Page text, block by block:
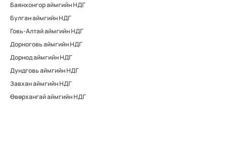
Баянхонгор аймгийн НДГ
Булган аймгийн НДГ
Говь-Алтай аймгийн НДГ
Дорноговь аймгийн НДГ
Дорнод аймгийн НДГ
Дундговь аймгийн НДГ
Завхан аймгийн НДГ
Өвөрхангай аймгийн НДГ